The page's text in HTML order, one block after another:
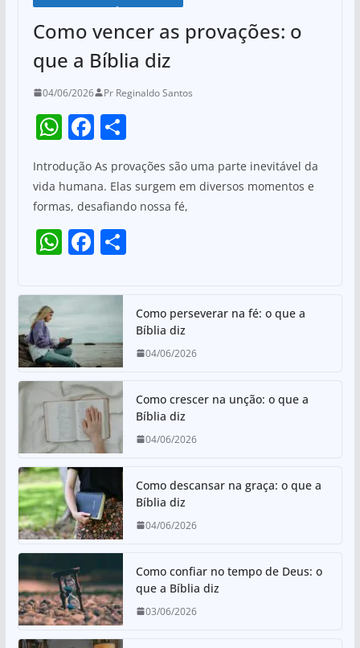
Como vencer as provações: o
que a Bíblia diz
04/06/2026 Pr Reginaldo Santos
W
h
at
s
A
p
F
c
e
b
o
k
S
ar
e
Introdução As provações são uma parte inevitável da
vida humana. Elas surgem em diversos momentos e
formas, desafiando nossa fé,
W
at
A
p
p
F
c
e
b
o
o
k
S
e
Como perseverar na fé: o que a
Bíblia diz
04/06/2026
Como crescer na unção: o que a
Bíblia diz
04/06/2026
Como descansar na graça: o que a
Bíblia diz
04/06/2026
Como confiar no tempo de Deus: o
que a Bíblia diz
03/06/2026